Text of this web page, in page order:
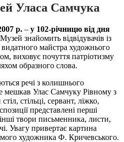
Уласа Самчука
р. – у 102-річницю від дня
Музей знайомить відвідувачів із
майстра художнього
виховує почуття патріотизму
образного слова.
речі з колишнього
Улас Самчуку Рівному з
стільці, сервант, ліжко,
представлені перші
твори письменника, листи,
Увагу привертає картина
художника Ф. Кричевського.